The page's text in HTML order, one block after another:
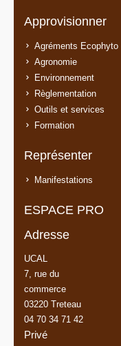
Approvisionner
Agréments Ecophyto
Agronomie
Environnement
Règlementation
Outils et services
Formation
Représenter
Manifestations
ESPACE PRO
Adresse
UCAL
7, rue du
commerce
03220 Treteau
04 70 34 71 42
Privé